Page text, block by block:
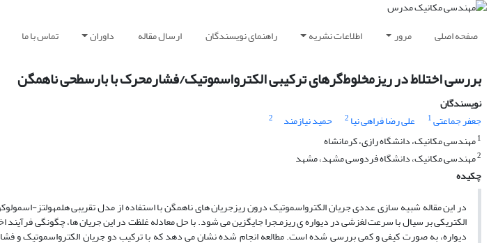
صفحه اصلی مرور اطلاعات نشریه راهنمای نویسندگان ارسال مقاله داوران تماس با ما
بررسی اختلاط در ریزمخلوط‌گرهای ترکیبی الکترواسموتیک/فشار­محرک با بارسطحی ناهمگن
نویسندگان
جعفر جماعتی1 علی رضا فراهی نیا 2 حمید نیازمند
2
1مهندسی مکانیک، دانشگاه رازی، کرمانشاه
2مهندسی مکانیک، دانشگاه فردوسی مشهد، مشهد
چکیده
در این مقاله شبیه سازی عددی جریان الکترواسموتیک درون ریزجریان های ناهمگن با استفاده از مدل تقریبی هلمهولتز-
الکتریکی بر سیال با سرعت لغزشی در دیواره ی ریزمـجرا جایگزین می شود. با حل معادله غلظت در این جریان ها، چگونگی فرآیند
دیواره، به صورت کیفی و کمی بررسی شده است. مطالعه انجام شده نشان می دهد که با ترکیب دو جریان الکترواسموتیک و